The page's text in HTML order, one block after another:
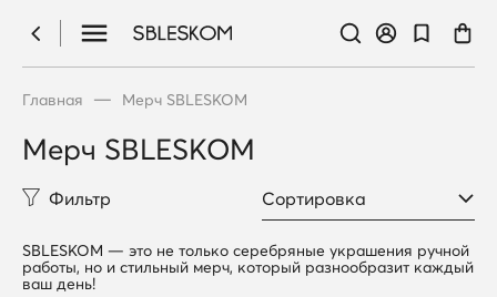
Главная — Мерч SBLESKOM
Мерч SBLESKOM
Фильтр
SBLESKOM — это не только серебряные украшения ручной
работы, но и стильный мерч, который разнообразит каждый
ваш день!